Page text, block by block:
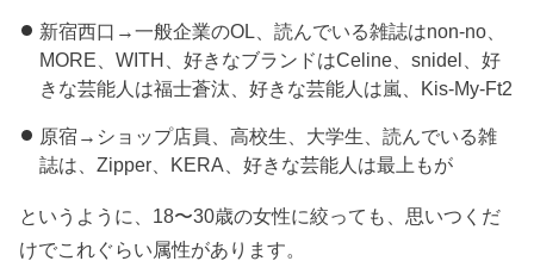
新宿西口→一般企業のOL、読んでいる雑誌はnon-no、
MORE、WITH、好きなブランドはCeline、snidel、好
きな芸能人は福士蒼汰、好きな芸能人は嵐、Kis-My-Ft2
原宿→ショップ店員、高校生、大学生、読んでいる雑
誌は、Zipper、KERA、好きな芸能人は最上もが
というように、18〜30歳の女性に絞っても、思いつくだ
けでこれぐらい属性があります。